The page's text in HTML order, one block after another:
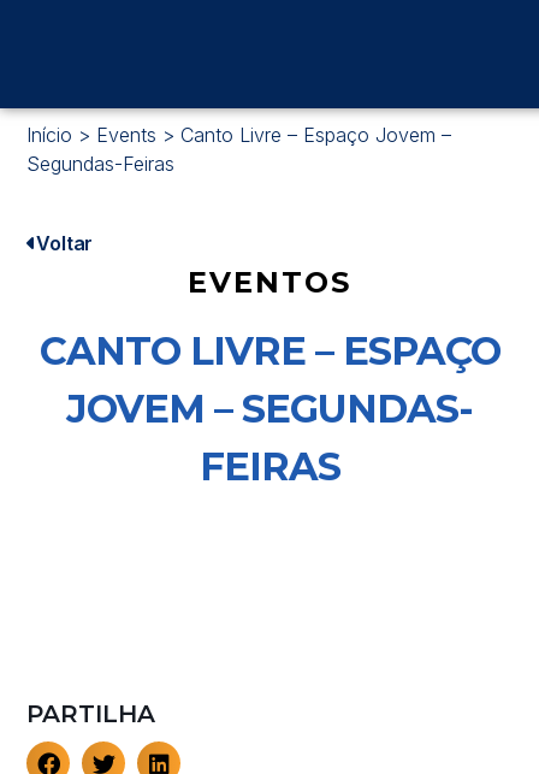
Início > Events > Canto Livre – Espaço Jovem –
Segundas-Feiras
Voltar
EVENTOS
CANTO LIVRE – ESPAÇO
JOVEM – SEGUNDAS-
FEIRAS
PARTILHA